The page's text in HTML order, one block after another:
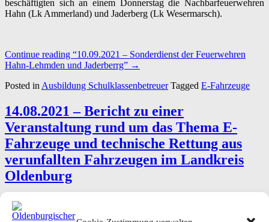
beschäftigten sich an einem Donnerstag die Nachbarfeuerwehren
Hahn (Lk Ammerland) und Jaderberg (Lk Wesermarsch).
Continue reading “10.09.2021 – Sonderdienst der Feuerwehren
Hahn-Lehmden und Jaderberrg” →
Posted in Ausbildung Schulklassenbetreuer Tagged E-Fahrzeuge
14.08.2021 – Bericht zu einer
Veranstaltung rund um das Thema E-
Fahrzeuge und technische Rettung aus
verunfallten Fahrzeugen im Landkreis
Oldenburg
Posted on